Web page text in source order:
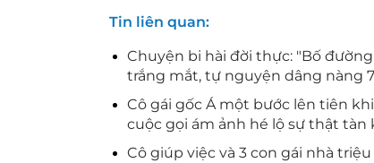
Tin liên quan
Chuyện bi hài đời thực: "Bố
trắng mắt, tự nguyện dâng nàng
Cô gái gốc Á một bước lên tiên
cuộc gọi ám ảnh hé lộ sự thật tàn
Cô giúp việc và 3 con gái nhà